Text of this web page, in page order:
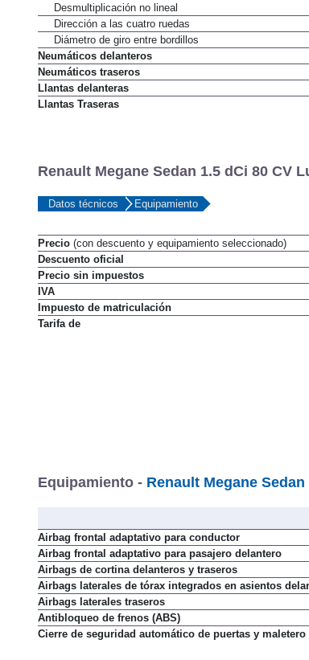
Desmultiplicación no lineal
Dirección a las cuatro ruedas
Diámetro de giro entre bordillos
Neumáticos delanteros
Neumáticos traseros
Llantas delanteras
Llantas Traseras
Renault Megane Sedan 1.5 dCi 80 CV
Datos técnicos Equipamiento
Precio (con descuento y equipamiento seleccionado)
Descuento oficial
Precio sin impuestos
IVA
Impuesto de matriculación
Tarifa de
Equipamiento - Renault Megane
Airbag frontal adaptativo para conductor
Airbag frontal adaptativo para pasajero delantero
Airbags de cortina delanteros y traseros
Airbags laterales de tórax integrados en asientos
Airbags laterales traseros
Antibloqueo de frenos (ABS)
Cierre de seguridad automático de puertas y